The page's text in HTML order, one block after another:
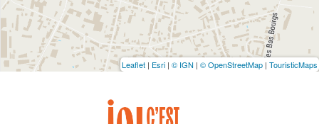
Leaflet | Esri | © IGN | © OpenStreetMap | TouristicMaps